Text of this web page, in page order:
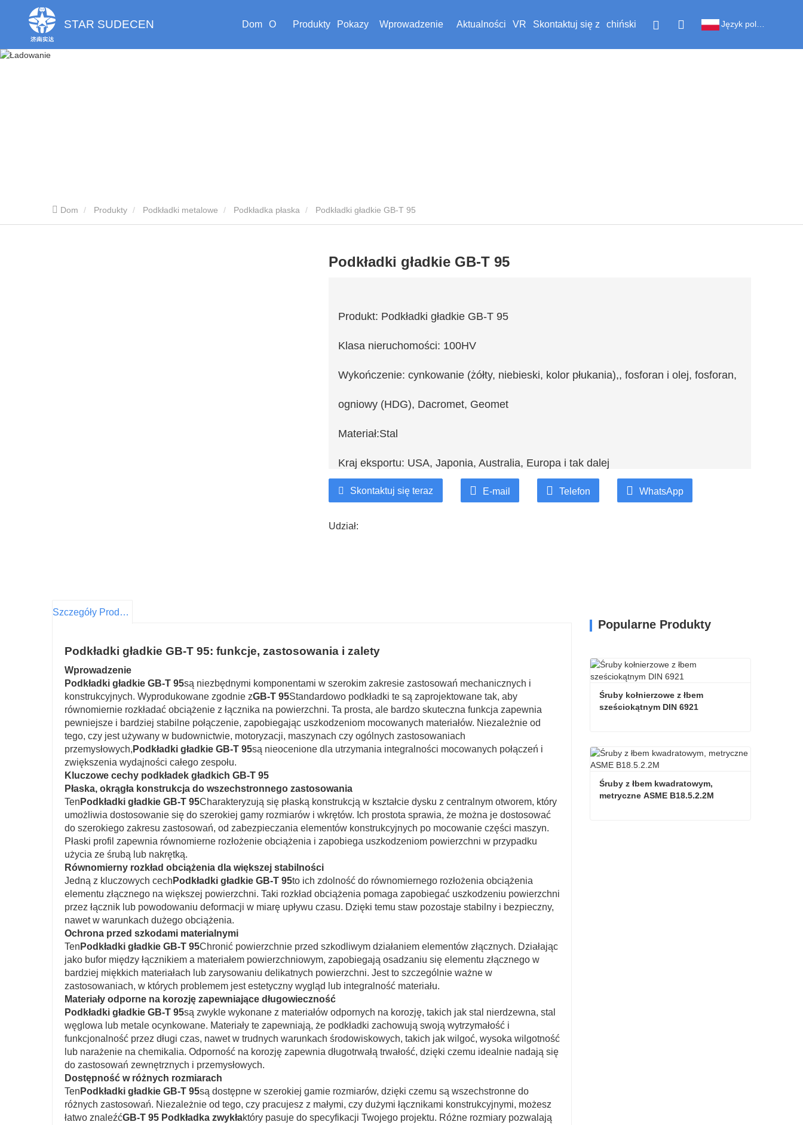
STAR SUDECEN Dom O Produkty Pokazy Wprowadzenie Aktualności VR Skontaktuj się z chiński Język polski
Dom Produkty Podkładki metalowe Podkładka płaska Podkładki gładkie GB-T 95
Podkładki gładkie GB-T 95
Produkt: Podkładki gładkie GB-T 95
Klasa nieruchomości: 100HV
Wykończenie: cynkowanie (żółty, niebieski, kolor płukania),, fosforan i olej, fosforan,
ogniowy (HDG), Dacromet, Geomet
Materiał:Stal
Kraj eksportu: USA, Japonia, Australia, Europa i tak dalej
Obsługa dostosowywania klienta
Skontaktuj się teraz E-mail Telefon WhatsApp
Udział:
Szczegóły Produktu
Podkładki gładkie GB-T 95: funkcje, zastosowania i zalety
Wprowadzenie
Podkładki gładkie GB-T 95są niezbędnymi komponentami w szerokim zakresie zastosowań mechanicznych i
konstrukcyjnych. Wyprodukowane zgodnie zGB-T 95Standardowo podkładki te są zaprojektowane tak, aby
równomiernie rozkładać obciążenie z łącznika na powierzchni. Ta prosta, ale bardzo skuteczna funkcja zapewnia
pewniejsze i bardziej stabilne połączenie, zapobiegając uszkodzeniom mocowanych materiałów. Niezależnie od
tego, czy jest używany w budownictwie, motoryzacji, maszynach czy ogólnych zastosowaniach
przemysłowych, Podkładki gładkie GB-T 95są nieocenione dla utrzymania integralności mocowanych połączeń i
zwiększenia wydajności całego zespołu.
Kluczowe cechy podkładek gładkich GB-T 95
Płaska, okrągła konstrukcja do wszechstronnego zastosowania
Ten Podkładki gładkie GB-T 95Charakteryzują się płaską konstrukcją w kształcie dysku z centralnym otworem, który
umożliwia dostosowanie się do szerokiej gamy rozmiarów i wkrętów. Ich prostota sprawia, że można je dostosować
do szerokiego zakresu zastosowań, od zabezpieczania elementów konstrukcyjnych po mocowanie części maszyn.
Płaski profil zapewnia równomierne rozłożenie obciążenia i zapobiega uszkodzeniom powierzchni w przypadku
użycia ze śrubą lub nakrętką.
Równomierny rozkład obciążenia dla większej stabilności
Jedną z kluczowych cech Podkładki gładkie GB-T 95to ich zdolność do równomiernego rozłożenia obciążenia
elementu złącznego na większej powierzchni. Taki rozkład obciążenia pomaga zapobiegać uszkodzeniu powierzchni
przez łącznik lub powodowaniu deformacji w miarę upływu czasu. Dzięki temu staw pozostaje stabilny i bezpieczny,
nawet w warunkach dużego obciążenia.
Ochrona przed szkodami materialnymi
Ten Podkładki gładkie GB-T 95Chronić powierzchnie przed szkodliwym działaniem elementów złącznych. Działając
jako bufor między łącznikiem a materiałem powierzchniowym, zapobiegają osadzaniu się elementu złącznego w
bardziej miękkich materiałach lub zarysowaniu delikatnych powierzchni. Jest to szczególnie ważne w
zastosowaniach, w których problemem jest estetyczny wygląd lub integralność materiału.
Materiały odporne na korozję zapewniające długowieczność
Podkładki gładkie GB-T 95są zwykle wykonane z materiałów odpornych na korozję, takich jak stal nierdzewna, stal
węglowa lub metale ocynkowane. Materiały te zapewniają, że podkładki zachowują swoją wytrzymałość i
funkcjonalność przez długi czas, nawet w trudnych warunkach środowiskowych, takich jak wilgoć, wysoka wilgotność
lub narażenie na chemikalia. Odporność na korozję zapewnia długotrwałą trwałość, dzięki czemu idealnie nadają się
do zastosowań zewnętrznych i przemysłowych.
Dostępność w różnych rozmiarach
Ten Podkładki gładkie GB-T 95są dostępne w szerokiej gamie rozmiarów, dzięki czemu są wszechstronne do
różnych zastosowań. Niezależnie od tego, czy pracujesz z małymi, czy dużymi łącznikami konstrukcyjnymi, możesz
łatwo znaleźćGB-T 95 Podkładka zwykłaktóry pasuje do specyfikacji Twojego projektu. Różne rozmiary pozwalają
Popularne Produkty
Śruby kołnierzowe z łbem
sześciokątnym DIN 6921
Skontaktuj się teraz
Śruby z łbem kwadratowym,
metryczne ASME B18.5.2.2M